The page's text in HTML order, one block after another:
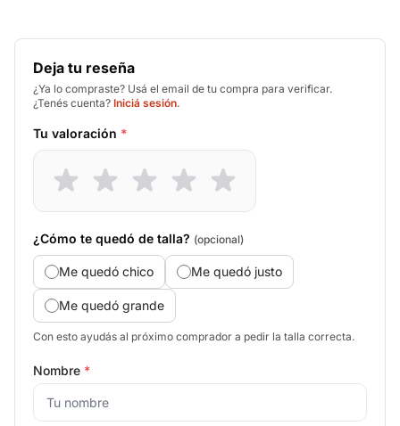
Deja tu reseña
¿Ya lo compraste? Usá el email de tu compra para verificar.
¿Tenés cuenta? Iniciá sesión.
Tu valoración *
¿Cómo te quedó de talla? (opcional)
Me quedó chico Me quedó justo
Me quedó grande
Con esto ayudás al próximo comprador a pedir la talla correcta.
Nombre *